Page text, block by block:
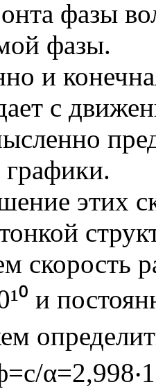
фазы
фазы.
и
с
графики.
этих
скорость
и